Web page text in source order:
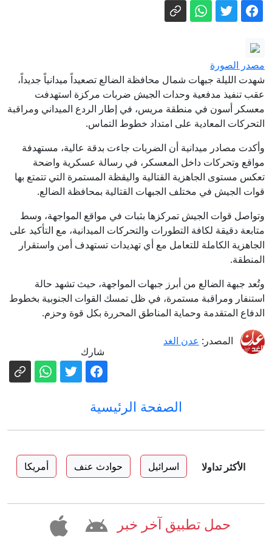
حالة استنفار مع تزايد أعداد ضحايا الهجوم
مجلس القيادة سوى الانتصار أو العار
أخبار وتقارير - السفارة الأمريكية تعزي
بضحايا الهجمات الحوثية على مأرب
وحضرموت
أخبار وتقارير - دعوات إلى التفاف شعبي
واسع خلف الجيش في معركته ضد ميليشيا
الحوثي
مصادر للعربية: هجمات للحوثي تودي بحياة
45 من القوات الحكومية اليمنية
وزارة الدفاع: القوات المسلحة سترد على
والمكان المناسبين
مصدر الصورة
شهدت الليلة جبهات شمال محافظة الضالع تصعيداً ميدانياً جديداً،
عقب تنفيذ مدفعية وحدات الجيش ضربات مركزة استهدفت
معسكر أسون في منطقة مريس، في إطار الردع الميداني ومراقبة
التحركات المعادية على امتداد خطوط التماس.
وأكدت مصادر ميدانية أن الضربات جاءت بدقة عالية، مستهدفة
مواقع وتحركات داخل المعسكر، في رسالة عسكرية واضحة
تعكس مستوى الجاهزية القتالية واليقظة المستمرة التي تتمتع بها
قوات الجيش في مختلف الجبهات القتالية بمحافظة الضالع.
وتواصل قوات الجيش تمركزها بثبات في مواقع المواجهة، وسط
متابعة دقيقة لكافة التطورات والتحركات الميدانية، مع التأكيد على
الجاهزية الكاملة للتعامل مع أي تهديدات تستهدف أمن واستقرار
المنطقة.
وتُعد جبهة الضالع من أبرز جبهات المواجهة، حيث تشهد حالة
استنفار ومراقبة مستمرة، في ظل تمسك القوات الجنوبية بخطوط
الدفاع المتقدمة وحماية المناطق المحررة بكل قوة وحزم.
المصدر: عدن الغد
شارك
الصفحة الرئيسية
الأكثر تداولا اسرائيل حوادث عنف أمريكا
حمل تطبيق آخر خبر